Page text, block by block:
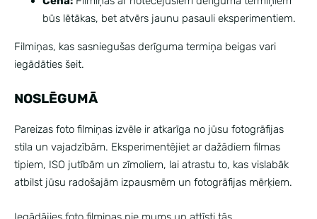
būs lētākas, bet atvērs jaunu pasauli eksperimentiem.
Filmiņas, kas sasniegušas derīguma termiņa beigas vari
iegādāties šeit.
NOSLĒGUMĀ
Pareizas foto filmiņas izvēle ir atkarīga no jūsu fotogrāfijas
stila un vajadzībām. Eksperimentējiet ar dažādiem filmas
tipiem, ISO jutībām un zīmoliem, lai atrastu to, kas vislabāk
atbilst jūsu radošajām izpausmēm un fotogrāfijas mērķiem.